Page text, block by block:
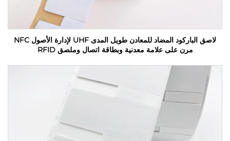
لاصق الباركود المضاد للمعادن طويل المدى UHF لإدارة الأصول NFC
مرن على علامة معدنية وبطاقة اتصال وملصق RFID